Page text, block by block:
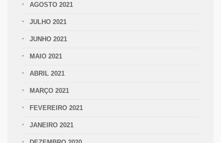
AGOSTO 2021
JULHO 2021
JUNHO 2021
MAIO 2021
ABRIL 2021
MARÇO 2021
FEVEREIRO 2021
JANEIRO 2021